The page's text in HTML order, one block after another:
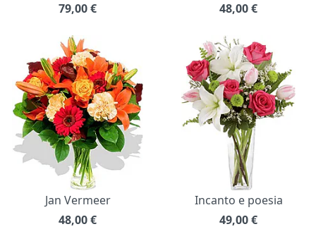
79,00€
48,00€
Jan Vermeer
48,00€
Incanto e poesia
49,00€